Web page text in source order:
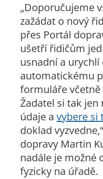
„Doporučujeme
zažádat o nový
přes Portál
ušetří řidičům
usnadní a
automatickému
formuláře
Žadatel si tak
údaje a vybere si
doklad
dopravy Martin
nadále je možné
fyzicky na úřadě.